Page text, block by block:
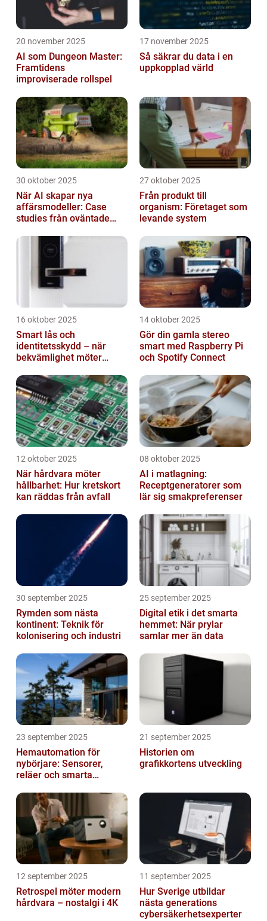
20 november 2025
AI som Dungeon Master:
Framtidens
improviserade rollspel
17 november 2025
Så säkrar du data i en
uppkopplad värld
30 oktober 2025
När AI skapar nya
affärsmodeller: Case
studies från oväntade
27 oktober 2025
Från produkt till
organism: Företaget som
levande system
16 oktober 2025
Smart lås och
identitetsskydd – när
bekvämlighet möter
14 oktober 2025
Gör din gamla stereo
smart med Raspberry Pi
och Spotify Connect
12 oktober 2025
När hårdvara möter
hållbarhet: Hur kretskort
kan räddas från avfall
08 oktober 2025
AI i matlagning:
Receptgeneratorer som
lär sig smakpreferenser
30 september 2025
Rymden som nästa
kontinent: Teknik för
kolonisering och industri
25 september 2025
Digital etik i det smarta
hemmet: När prylar
samlar mer än data
23 september 2025
Hemautomation för
nybörjare: Sensorer,
reläer och smarta
21 september 2025
Historien om
grafikkortens utveckling
12 september 2025
Retrospel möter modern
hårdvara – nostalgi i 4K
11 september 2025
Hur Sverige utbildar
nästa generations
cybersäkerhetsexperter